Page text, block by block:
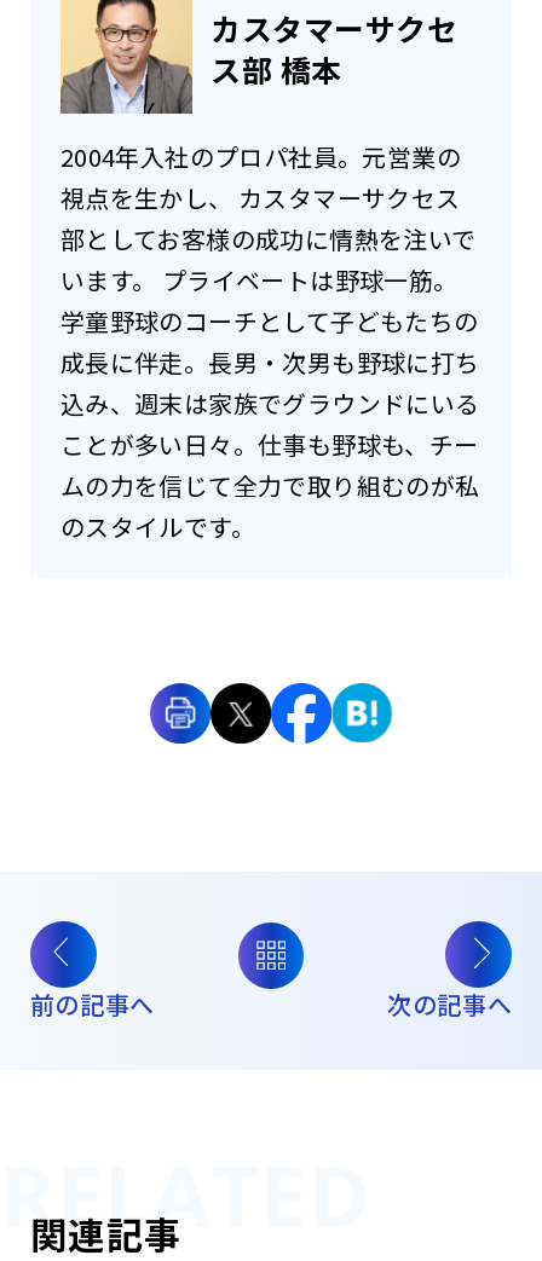
カスタマーサクセ
ス部 橋本
2004年入社のプロパ社員。元営業の
視点を生かし、 カスタマーサクセス
部としてお客様の成功に情熱を注いで
います。 プライベートは野球一筋。
学童野球のコーチとして子どもたちの
成長に伴走。長男・次男も野球に打ち
込み、週末は家族でグラウンドにいる
ことが多い日々。仕事も野球も、チー
ムの力を信じて全力で取り組むのが私
のスタイルです。
前の記事へ 次の記事へ
関連記事